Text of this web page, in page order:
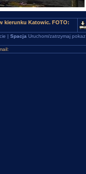
kierunku Katowic. FOTO:
| Spacja Uruchom/zatrzymaj pokaz